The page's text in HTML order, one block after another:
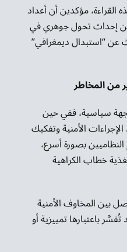
القراءة، مؤكدين أن أعداد
عن إحداث تحول جوهري في
عن “استبدال ديمغرافي”
من المخاطر
سياسية، ففي حين
الأمنية وتفكيك
بصورة أسرع،
خطاب الكراهية
بين المخاوف الأمنية
باعتبارها تمييزية أو